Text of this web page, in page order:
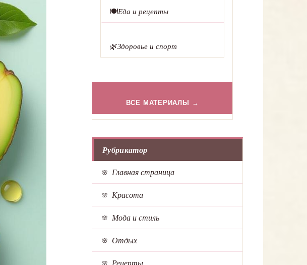
🍽️Еда и рецепты
🌿Здоровье и спорт
ВСЕ МАТЕРИАЛЫ →
Рубрикатор
Главная страница
Красота
Мода и стиль
Отдых
Рецепты